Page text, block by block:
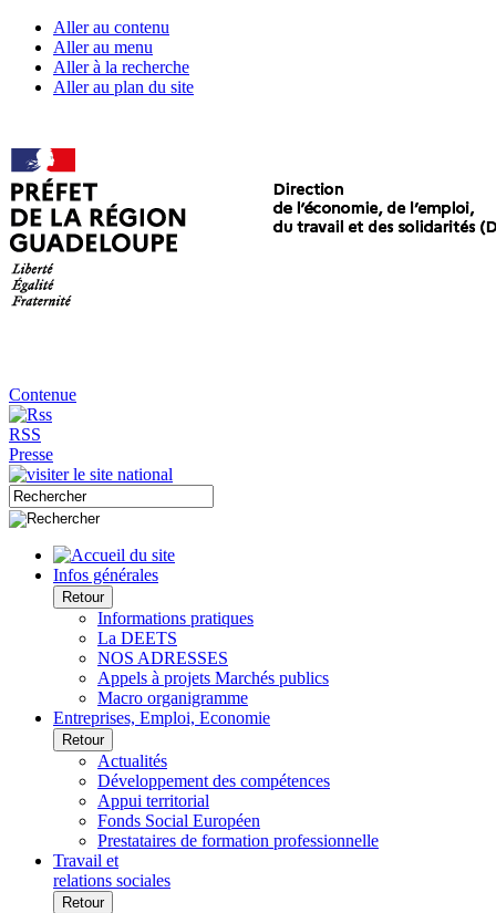
Aller au contenu
Aller au menu
Aller à la recherche
Aller au plan du site
Contenue
RSS
Presse
Infos générales
Retour
Informations pratiques
La DEETS
NOS ADRESSES
Appels à projets Marchés publics
Macro organigramme
Entreprises, Emploi, Economie
Retour
Actualités
Développement des compétences
Appui territorial
Fonds Social Européen
Prestataires de formation professionnelle
Travail et
relations sociales
Retour